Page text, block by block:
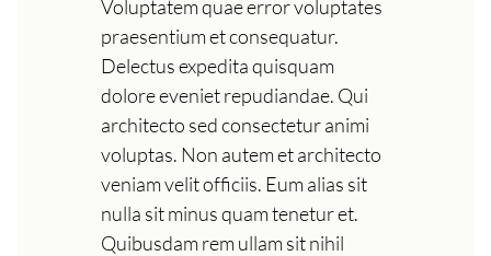
Voluptatem quae error voluptates
praesentium et consequatur.
Delectus expedita quisquam
dolore eveniet repudiandae. Qui
architecto sed consectetur animi
voluptas. Non autem et architecto
veniam velit officiis. Eum alias sit
nulla sit minus quam tenetur et.
Quibusdam rem ullam sit nihil